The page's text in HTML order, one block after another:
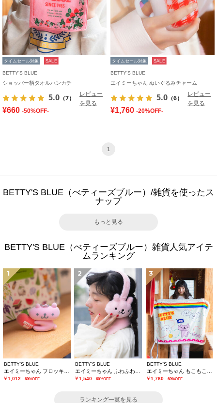
タイムセール対象 SALE
BETTY'S BLUE
ショッパー柄タオルハンカチ
5.0 （7）
レビュー
を見る
¥660 -50%OFF-
タイムセール対象 SALE
BETTY'S BLUE
エイミーちゃん ぬいぐるみチャーム
5.0 （6）
レビュー
を見る
¥1,760 -20%OFF-
1
BETTY'S BLUE（べティーズブルー）/雑貨を使ったス
ナップ
もっと見る
BETTY'S BLUE（べティーズブルー）雑貨人気アイテ
ムランキング
1
BETTY'S BLUE
￥1,012 -60%OFF-
2
BETTY'S BLUE
￥1,540 -60%OFF-
3
BETTY'S BLUE
￥1,760 -60%OFF-
ランキング一覧を見る